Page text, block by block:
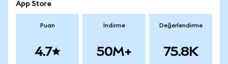
App Store
Puan
4.7
İndirme
50M+
Değerlendirme
75.8K